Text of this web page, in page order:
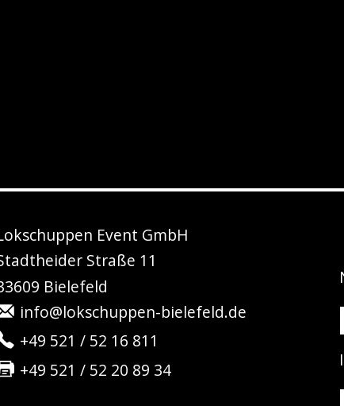
Event GmbH
Straße 11
Bielefeld
info@lokschuppen-bielefeld.de
+49 521 / 52 16 811
+49 521 / 52 20 89 34